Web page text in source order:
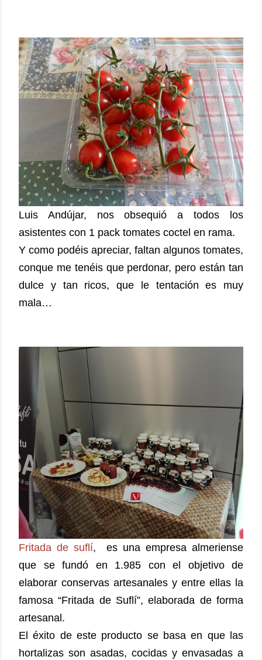
Luis Andújar, nos obsequió a todos los
asistentes con 1 pack tomates coctel en rama.
Y como podéis apreciar, faltan algunos tomates,
conque me tenéis que perdonar, pero están tan
dulce y tan ricos, que le tentación es muy
mala…
Fritada de suflí, es una empresa almeriense
que se fundó en 1.985 con el objetivo de
elaborar conservas artesanales y entre ellas la
famosa “Fritada de Suflí”, elaborada de forma
artesanal.
El éxito de este producto se basa en que las
hortalizas son asadas, cocidas y envasadas a